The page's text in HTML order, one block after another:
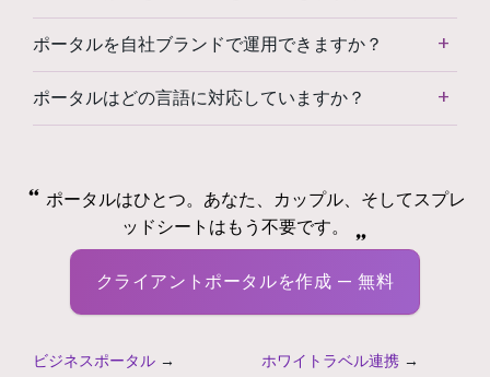
ポータルを自社ブランドで運用できますか？
ポータルはどの言語に対応していますか？
ポータルはひとつ。あなた、カップル、そしてスプレ
ッドシートはもう不要です。
クライアントポータルを作成 — 無料
ビジネスポータル → ホワイトラベル連携 →